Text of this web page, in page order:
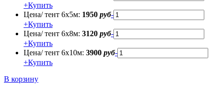
+Купить
Цена/ тент 6х5м: 1950 руб-
+Купить
Цена/ тент 6х8м: 3120 руб-
+Купить
Цена/ тент 6х10м: 3900 руб-
+Купить
В корзину